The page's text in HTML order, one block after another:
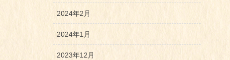
2024年2月
2024年1月
2023年12月